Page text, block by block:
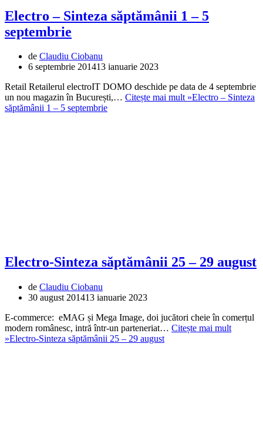
Electro – Sinteza săptămânii 1 – 5
septembrie
de Claudiu Ciobanu
6 septembrie 201413 ianuarie 2023
Retail Retailerul electroIT DOMO deschide pe data de 4 septembrie
un nou magazin în București,… Citește mai mult »Electro – Sinteza
săptămânii 1 – 5 septembrie
Electro-Sinteza săptămânii 25 – 29 august
de Claudiu Ciobanu
30 august 201413 ianuarie 2023
E-commerce: eMAG și Mega Image, doi jucători cheie în comerțul
modern românesc, intră într-un parteneriat… Citește mai mult
»Electro-Sinteza săptămânii 25 – 29 august